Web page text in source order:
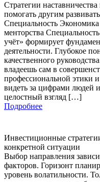
Стратегии
помогать другим
Специальность Экономика
менторства
учёт» формирует
деятельности. Глубокое
качественного
владеешь сам в
профессиональной этики
видеть за цифрами людей
целостный взгляд […]
Подробнее
Инвестиционные
конкретной ситуации
Выбор направления
факторов. Горизонт
уровень волатильности.